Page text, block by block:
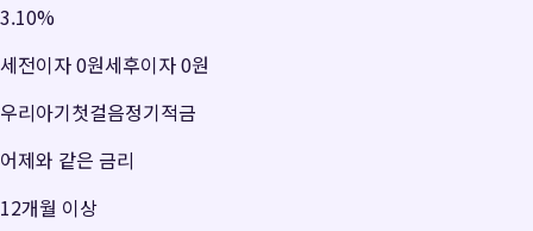
3.10%
세전이자0원세후이자0원
우리아기첫걸음정기적금
어제와 같은 금리
12개월 이상